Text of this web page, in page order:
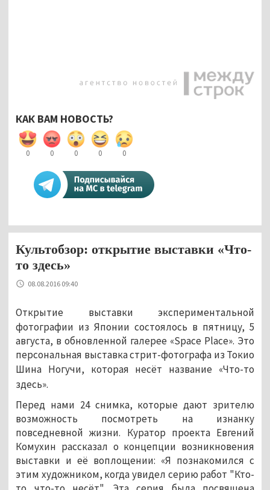
КАК ВАМ НОВОСТЬ?
0 0 0 0 0
Культобзор: открытие выставки «Что-
то здесь»
08.08.2016 09:40
Открытие выставки экспериментальной
фотографии из Японии состоялось в пятницу, 5
августа, в обновленной галерее «Space Place». Это
персональная выставка стрит-фотографа из Токио
Шина Ногучи, которая несёт название «Что-то
здесь».
Перед нами 24 снимка, которые дают зрителю
возможность посмотреть на изнанку
повседневной жизни. Куратор проекта Евгений
Комухин рассказал о концепции возникновения
выставки и её воплощении: «Я познакомился с
этим художником, когда увидел серию работ "Кто-